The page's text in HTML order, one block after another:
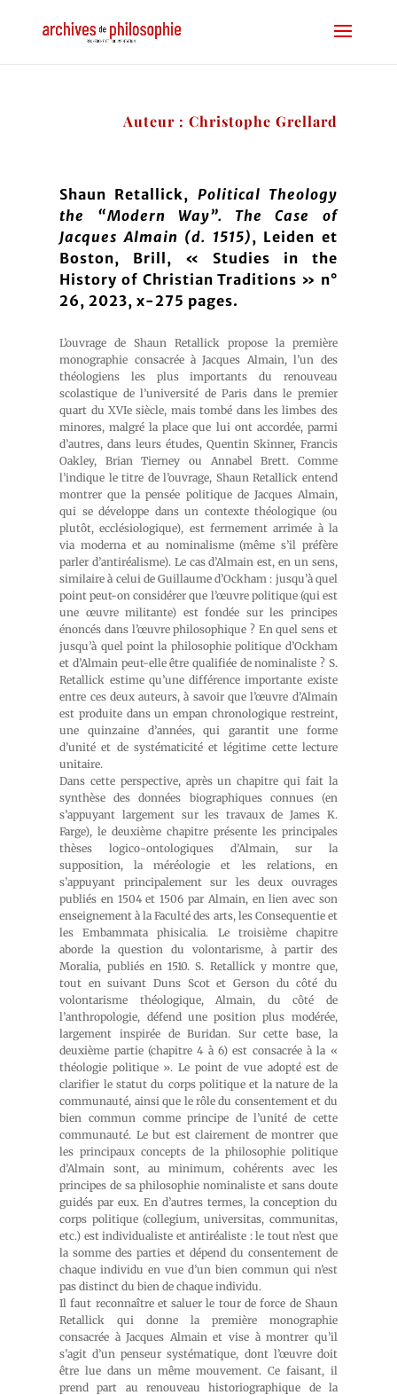
Auteur : Christophe Grellard
Shaun Retallick, Political Theology
the “Modern Way”. The Case of
Jacques Almain (d. 1515), Leiden et
Boston, Brill, « Studies in the
History of Christian Traditions » n°
26, 2023, x-275 pages.
L’ouvrage de Shaun Retallick propose la première
monographie consacrée à Jacques Almain, l’un des
théologiens les plus importants du renouveau
scolastique de l’université de Paris dans le premier
quart du XVIe siècle, mais tombé dans les limbes des
minores, malgré la place que lui ont accordée, parmi
d’autres, dans leurs études, Quentin Skinner, Francis
Oakley, Brian Tierney ou Annabel Brett. Comme
l’indique le titre de l’ouvrage, Shaun Retallick entend
montrer que la pensée politique de Jacques Almain,
qui se développe dans un contexte théologique (ou
plutôt, ecclésiologique), est fermement arrimée à la
via moderna et au nominalisme (même s’il préfère
parler d’antiréalisme). Le cas d’Almain est, en un sens,
similaire à celui de Guillaume d’Ockham : jusqu’à quel
point peut-on considérer que l’œuvre politique (qui est
une œuvre militante) est fondée sur les principes
énoncés dans l’œuvre philosophique ? En quel sens et
jusqu’à quel point la philosophie politique d’Ockham
et d’Almain peut-elle être qualifiée de nominaliste ? S.
Retallick estime qu’une différence importante existe
entre ces deux auteurs, à savoir que l’œuvre d’Almain
est produite dans un empan chronologique restreint,
une quinzaine d’années, qui garantit une forme
d’unité et de systématicité et légitime cette lecture
unitaire.
Dans cette perspective, après un chapitre qui fait la
synthèse des données biographiques connues (en
s’appuyant largement sur les travaux de James K.
Farge), le deuxième chapitre présente les principales
thèses logico-ontologiques d’Almain, sur la
supposition, la méréologie et les relations, en
s’appuyant principalement sur les deux ouvrages
publiés en 1504 et 1506 par Almain, en lien avec son
enseignement à la Faculté des arts, les Consequentie et
les Embammata phisicalia. Le troisième chapitre
aborde la question du volontarisme, à partir des
Moralia, publiés en 1510. S. Retallick y montre que,
tout en suivant Duns Scot et Gerson du côté du
volontarisme théologique, Almain, du côté de
l’anthropologie, défend une position plus modérée,
largement inspirée de Buridan. Sur cette base, la
deuxième partie (chapitre 4 à 6) est consacrée à la «
théologie politique ». Le point de vue adopté est de
clarifier le statut du corps politique et la nature de la
communauté, ainsi que le rôle du consentement et du
bien commun comme principe de l’unité de cette
communauté. Le but est clairement de montrer que
les principaux concepts de la philosophie politique
d’Almain sont, au minimum, cohérents avec les
principes de sa philosophie nominaliste et sans doute
guidés par eux. En d’autres termes, la conception du
corps politique (collegium, universitas, communitas,
etc.) est individualiste et antiréaliste : le tout n’est que
la somme des parties et dépend du consentement de
chaque individu en vue d’un bien commun qui n’est
pas distinct du bien de chaque individu.
Il faut reconnaître et saluer le tour de force de Shaun
Retallick qui donne la première monographie
consacrée à Jacques Almain et vise à montrer qu’il
s’agit d’un penseur systématique, dont l’œuvre doit
être lue dans un même mouvement. Ce faisant, il
prend part au renouveau historiographique de la